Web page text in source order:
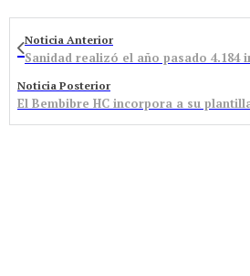
Noticia Anterior
Noticia Posterior